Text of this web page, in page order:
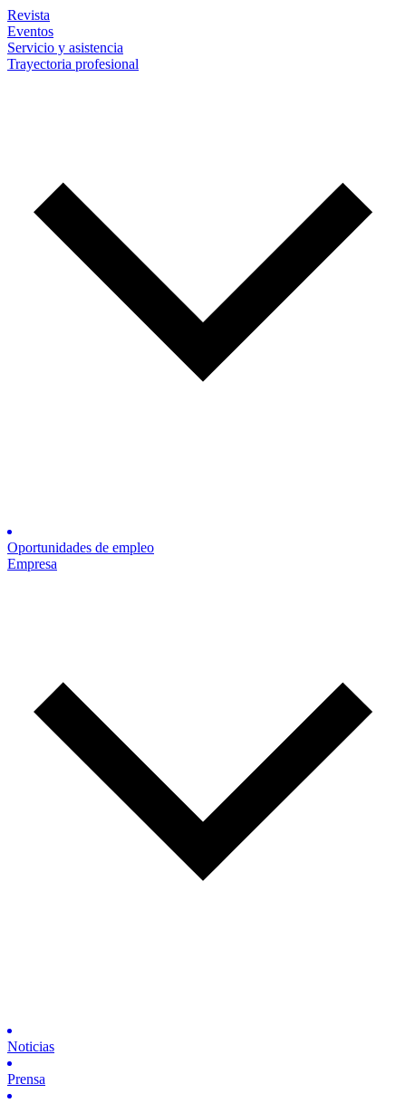
Revista
Eventos
Servicio y asistencia
Trayectoria profesional
Oportunidades de empleo
Empresa
Noticias
Prensa